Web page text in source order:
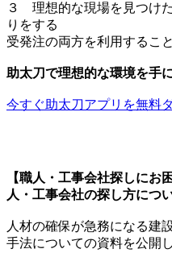
３ 理想的な現場を見つけ
りをする
受発注の両方を利用するこ
助太刀で理想的な環境を手
今すぐ助太刀アプリを無料
【職人・工事会社探しにお
人・工事会社の探し方につ
人材の確保が急務になる建
手法についての資料を公開